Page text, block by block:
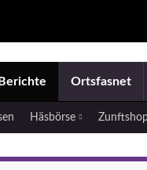
Berichte Ortsfasnet
Häsbörse